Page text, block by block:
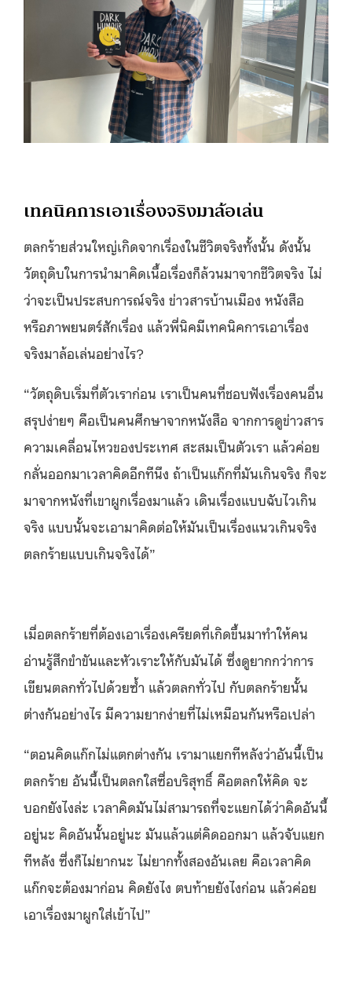
เทคนิคการเอาเรื่องจริงมาล้อเล่น
ตลกร้ายส่วนใหญ่เกิดจากเรื่องในชีวิตจริงทั้งนั้น ดังนั้น
วัตถุดิบในการนำมาคิดเนื้อเรื่องก็ล้วนมาจากชีวิตจริง ไม่
ว่าจะเป็นประสบการณ์จริง ข่าวสารบ้านเมือง หนังสือ
หรือภาพยนตร์สักเรื่อง แล้วพี่นิคมีเทคนิคการเอาเรื่อง
จริงมาล้อเล่นอย่างไร?
“วัตถุดิบเริ่มที่ตัวเราก่อน เราเป็นคนที่ชอบฟังเรื่องคนอื่น
สรุปง่ายๆ คือเป็นคนศึกษาจากหนังสือ จากการดูข่าวสาร
ความเคลื่อนไหวของประเทศ สะสมเป็นตัวเรา แล้วค่อย
กลั่นออกมาเวลาคิดอีกทีนึง ถ้าเป็นแก๊กที่มันเกินจริง ก็จะ
มาจากหนังที่เขาผูกเรื่องมาแล้ว เดินเรื่องแบบฉับไวเกิน
จริง แบบนั้นจะเอามาคิดต่อให้มันเป็นเรื่องแนวเกินจริง
ตลกร้ายแบบเกินจริงได้”
เมื่อตลกร้ายที่ต้องเอาเรื่องเครียดที่เกิดขึ้นมาทำให้คน
อ่านรู้สึกขำขันและหัวเราะให้กับมันได้ ซึ่งดูยากกว่าการ
เขียนตลกทั่วไปด้วยซ้ำ แล้วตลกทั่วไป กับตลกร้ายนั้น
ต่างกันอย่างไร มีความยากง่ายที่ไม่เหมือนกันหรือเปล่า
“ตอนคิดแก๊กไม่แตกต่างกัน เรามาแยกทีหลังว่าอันนี้เป็น
ตลกร้าย อันนี้เป็นตลกใสซื่อบริสุทธิ์ คือตลกให้คิด จะ
บอกยังไงล่ะ เวลาคิดมันไม่สามารถที่จะแยกได้ว่าคิดอันนี้
อยู่นะ คิดอันนั้นอยู่นะ มันแล้วแต่คิดออกมา แล้วจับแยก
ทีหลัง ซึ่งก็ไม่ยากนะ ไม่ยากทั้งสองอันเลย คือเวลาคิด
แก๊กจะต้องมาก่อน คิดยังไง ตบท้ายยังไงก่อน แล้วค่อย
เอาเรื่องมาผูกใส่เข้าไป”